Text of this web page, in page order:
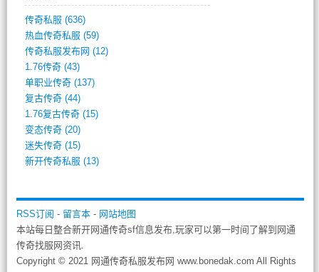
传奇私服 (636)
热血传奇私服 (59)
传奇私服发布网 (12)
1.76传奇(43)
单职业传奇(137)
复古传奇(44)
1.76复古传奇(15)
变态传奇(20)
迷失传奇(15)
新开传奇私服 (13)
RSS订阅 - 留言本- 网站地图
本站每日整合新开网通传奇sf信息发布,玩家可以第一时间了解到网通
传奇找服网资讯.
Copyright © 2021 网通传奇私服发布网 www.bonedak.com All Rights